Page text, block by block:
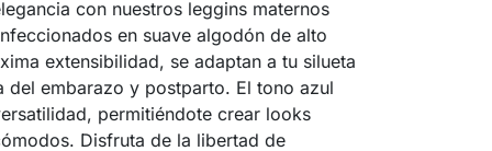
con nuestros leggins maternos
en suave algodón de alto
extensibilidad, se adaptan a tu silueta
del embarazo y postparto. El tono azul
permitiéndote crear looks
Disfruta de la libertad de